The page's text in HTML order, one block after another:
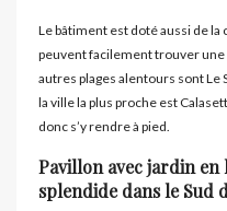
Le bâtiment est doté aussi de
peuvent facilement trouver une
autres plages alentours sont Le
la ville la plus proche est
donc s’y rendre à pied.
Pavillon avec jardin en
splendide dans le Sud